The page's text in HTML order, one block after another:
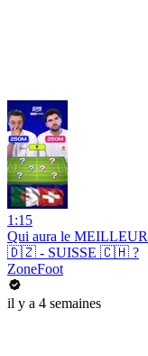
1:15
Qui aura le
🇩🇿 - SUISSE 🇨🇭 ?
ZoneFoot
il y a 4 semaines